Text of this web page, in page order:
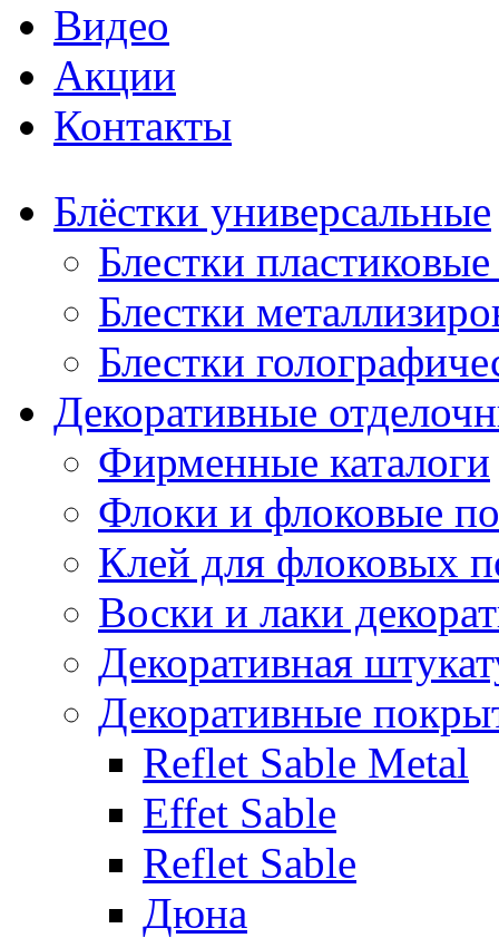
Видео
Акции
Контакты
Блёстки универсальные
Блестки
Блестки
Блестки
Декоративные
Фирменные каталоги
Флоки и флоковые
Клей для флоковых
Воски и лаки
Декоративная
Декоративные
Reflet Sable Metal
Effet Sable
Reflet Sable
Дюна